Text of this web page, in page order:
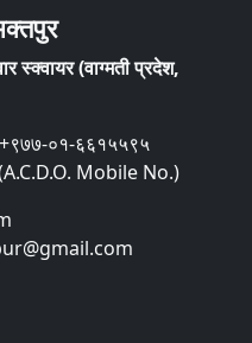
स्क्वायर (वाग्मती प्रदेश,
०१-६६१५५९५
Mobile No.)